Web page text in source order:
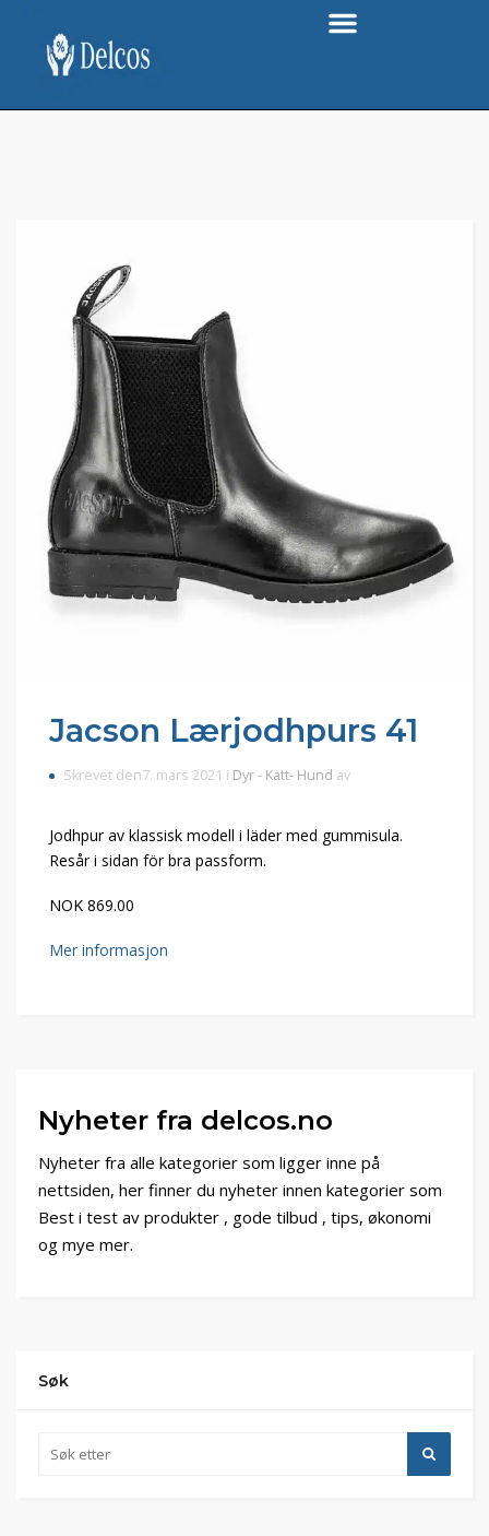
Jacson Lærjodhpurs 41
Skrevet den7. mars 2021 i Dyr - Katt- Hund av
Jodhpur av klassisk modell i läder med gummisula.
Resår i sidan för bra passform.
NOK 869.00
Mer informasjon
Nyheter fra delcos.no
Nyheter fra alle kategorier som ligger inne på
nettsiden, her finner du nyheter innen kategorier som
Best i test av produkter , gode tilbud , tips, økonomi
og mye mer.
Søk